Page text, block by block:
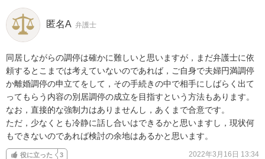
匿名A 弁護士
同居しながらの調停は確かに難しいと思いますが，まだ弁護士に依
頼するとこまでは考えていないのであれば，ご自身で夫婦円満調停
か離婚調停の申立てをして，その手続きの中で相手にしばらく出て
ってもらう内容の別居調停の成立を目指すという方法もあります。
なお，直接的な強制力はありませんし，あくまで合意です。
ただ，少なくとも冷静に話し合いはできるかと思いますし，現状何
もできないのであれば検討の余地はあるかと思います。
役に立った 3 2022年3月16日 13:34